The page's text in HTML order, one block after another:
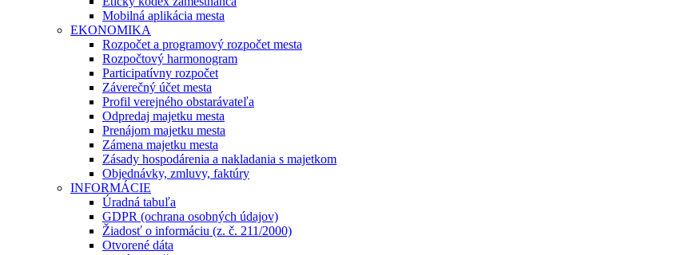
Mobilná aplikácia mesta
EKONOMIKA
Rozpočet a programový rozpočet mesta
Rozpočtový harmonogram
Participatívny rozpočet
Záverečný účet mesta
Profil verejného obstarávateľa
Odpredaj majetku mesta
Prenájom majetku mesta
Zámena majetku mesta
Zásady hospodárenia a nakladania s majetkom
Objednávky, zmluvy, faktúry
INFORMÁCIE
Úradná tabuľa
GDPR (ochrana osobných údajov)
Žiadosť o informáciu (z. č. 211/2000)
Otvorené dáta